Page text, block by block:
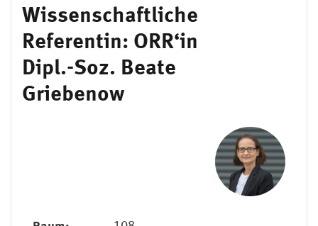
Wissenschaftliche
Referentin: ORR‘in
Dipl.-Soz. Beate
Griebenow